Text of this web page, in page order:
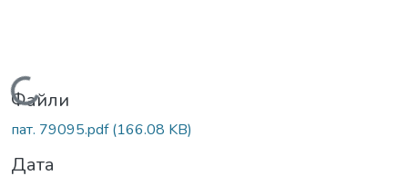
Вантажиться...
Файли
пат. 79095.pdf(166.08 KB)
Дата